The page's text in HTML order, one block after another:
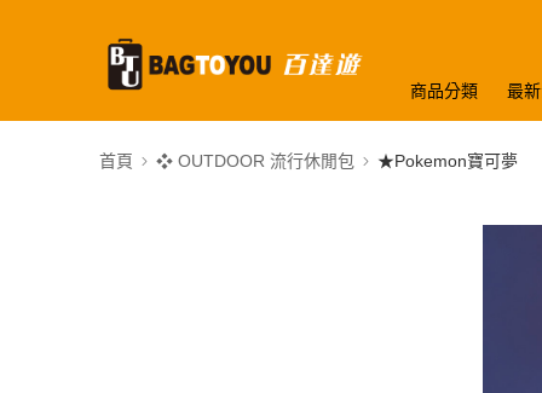
商品分類 最
首頁 ❖ OUTDOOR 流行休閒包 ★Pokemon寶可夢